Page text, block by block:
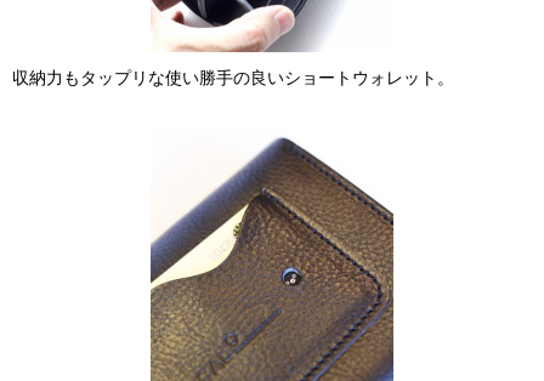
収納力もタップリな使い勝手の良いショートウォレット。